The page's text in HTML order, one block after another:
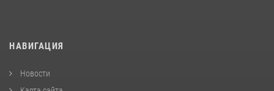
НАВИГАЦИЯ
Новости